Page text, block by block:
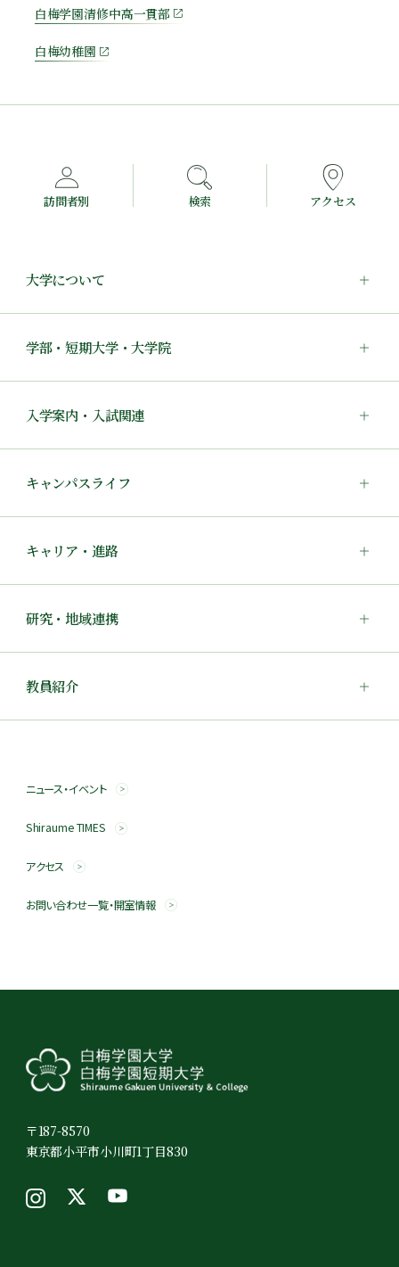
白梅学園清修中高一貫部
白梅幼稚園
訪問者別 検索 アクセス
大学について
学部・短期大学・大学院
入学案内・入試関連
キャンパスライフ
キャリア・進路
研究・地域連携
教員紹介
ニュース・イベント
Shiraume TIMES
アクセス
お問い合わせ一覧・開室情報
〒187-8570
東京都小平市小川町1丁目830